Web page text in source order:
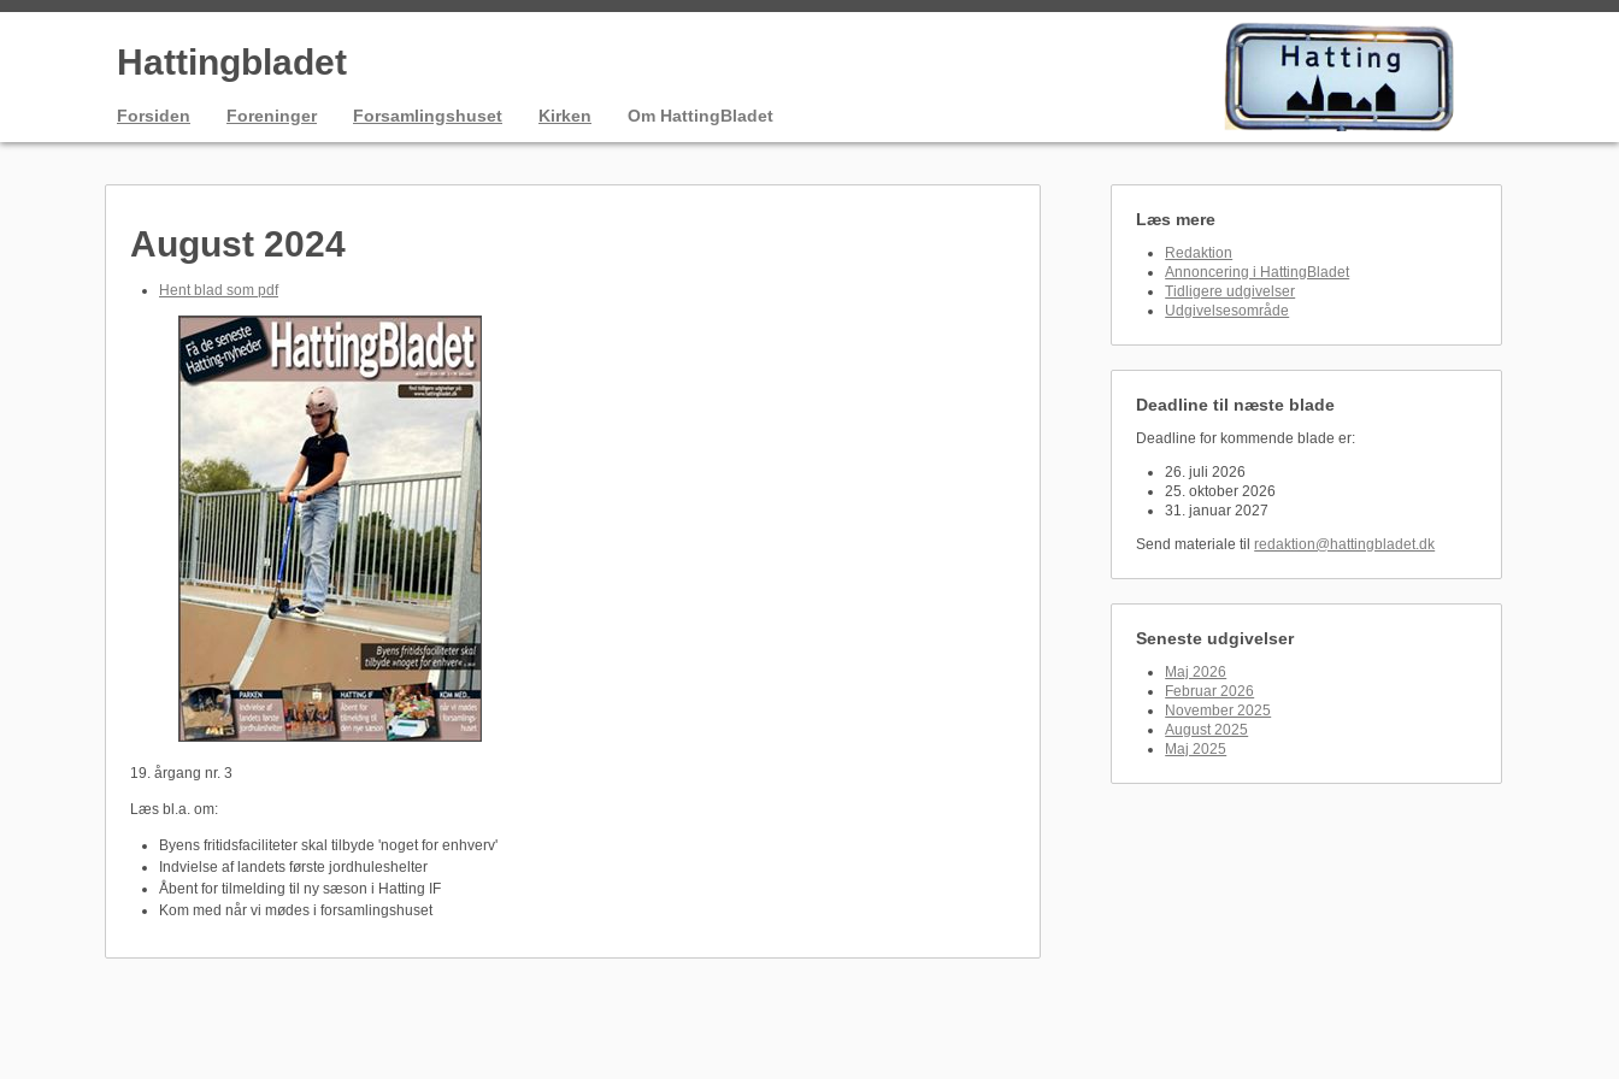
Hattingbladet
Forsiden Foreninger Forsamlingshuset Kirken Om HattingBladet
August 2024
Hent blad som pdf
19. årgang nr. 3
Læs bl.a. om:
Byens fritidsfaciliteter skal tilbyde 'noget for enhverv'
Indvielse af landets første jordhuleshelter
Åbent for tilmelding til ny sæson i Hatting IF
Kom med når vi mødes i forsamlingshuset
Læs mere
Redaktion
Annoncering i HattingBladet
Tidligere udgivelser
Udgivelsesområde
Deadline til næste blade
Deadline for kommende blade er:
26. juli 2026
25. oktober 2026
31. januar 2027
Send materiale tilredaktion@hattingbladet.dk
Seneste udgivelser
Maj 2026
Februar 2026
November 2025
August 2025
Maj 2025